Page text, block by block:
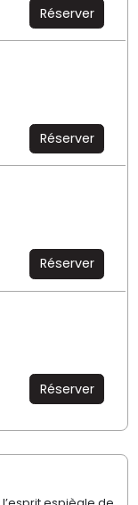
Réserver
Réserver
Réserver
Réserver